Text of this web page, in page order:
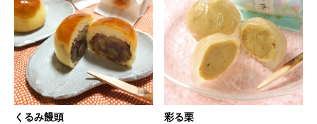
くるみ饅頭 彩る栗